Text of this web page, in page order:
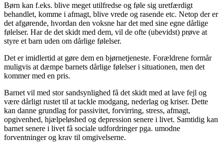
Børn kan f.eks. blive meget utilfredse og føle sig uretfærdigt
behandlet, komme i afmagt, blive vrede og rasende etc. Netop der er
det afgørende, hvordan den voksne har det med sine egne dårlige
følelser. Har de det skidt med dem, vil de ofte (ubevidst) prøve at
styre et barn uden om dårlige følelser.
Det er imidlertid at gøre dem en bjørnetjeneste. Forældrene formår
muligvis at dæmpe barnets dårlige følelser i situationen, men det
kommer med en pris.
Barnet vil med stor sandsynlighed få det skidt med at lave fejl og
være dårligt rustet til at tackle modgang, nederlag og kriser. Dette
kan danne grundlag for passivitet, forvirring, stress, afmagt,
opgivenhed, hjælpeløshed og depression senere i livet. Samtidig kan
barnet senere i livet få sociale udfordringer pga. umodne
forventninger og krav til omgivelserne.